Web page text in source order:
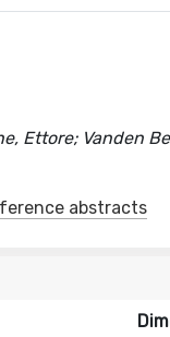
Ettore; Vanden
abstracts